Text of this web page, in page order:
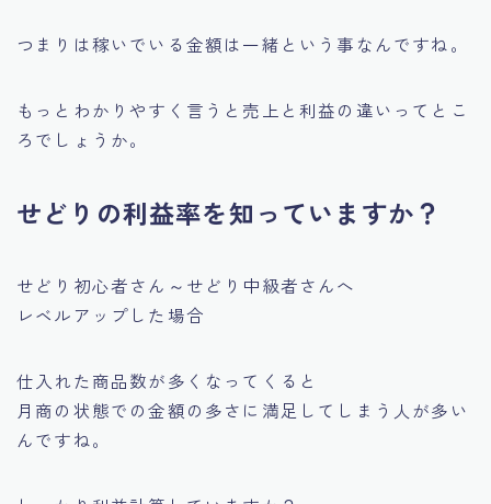
つまりは稼いでいる金額は一緒という事なんですね。
もっとわかりやすく言うと売上と利益の違いってとこ
ろでしょうか。
せどりの利益率を知っていますか？
せどり初心者さん～せどり中級者さんへ
レベルアップした場合
仕入れた商品数が多くなってくると
月商の状態での金額の多さに満足してしまう人が多い
んですね。